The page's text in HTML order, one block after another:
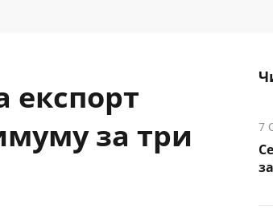
експорт
за три
7